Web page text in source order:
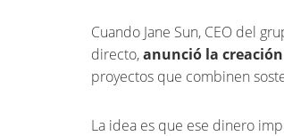
Cuando Jane Sun, CEO del
directo,anunció la
proyectos que combinen
La idea es que ese dinero